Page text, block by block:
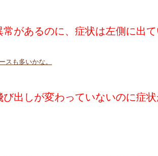
があるのに、症状は左側に出て
も多いかな。
出しが変わっていないのに症